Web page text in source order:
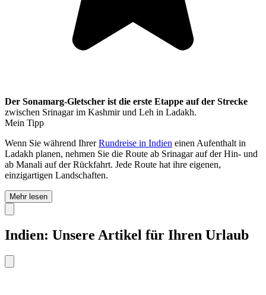
Der Sonamarg-Gletscher ist die erste Etappe auf der Strecke
zwischen Srinagar im Kashmir und Leh in Ladakh.
Mein Tipp
Wenn Sie während IhrerRundreise in Indien einen Aufenthalt in
Ladakh planen, nehmen Sie die Route ab Srinagar auf der Hin- und
ab Manali auf der Rückfahrt. Jede Route hat ihre eigenen,
einzigartigen Landschaften.
Mehr lesen
Indien: Unsere Artikel für Ihren Urlaub